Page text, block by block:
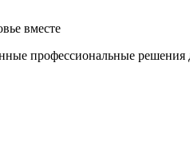
вместе
профессиональные